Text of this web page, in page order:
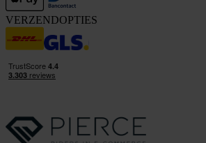
VERZENDOPTIES